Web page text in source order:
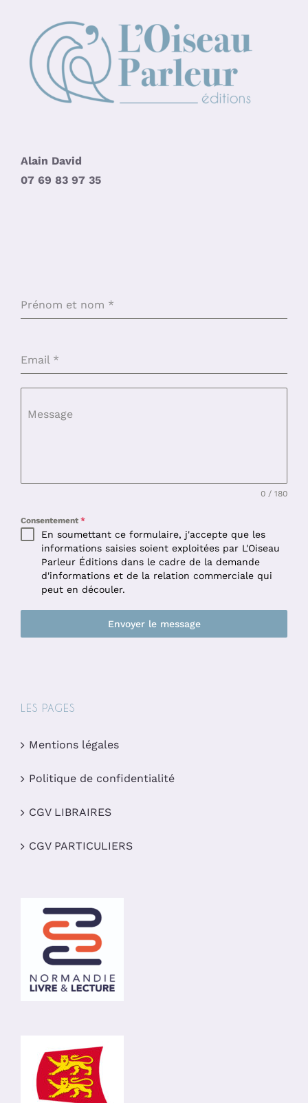
Alain David
07 69 83 97 35
Prénom et nom *
Email *
Message
0 / 180
Consentement *
En soumettant ce formulaire, j'accepte que les
informations saisies soient exploitées par L'Oiseau
Parleur Éditions dans le cadre de la demande
d'informations et de la relation commerciale qui
peut en découler.
Envoyer le message
LES PAGES
Mentions légales
Politique de confidentialité
CGV LIBRAIRES
CGV PARTICULIERS